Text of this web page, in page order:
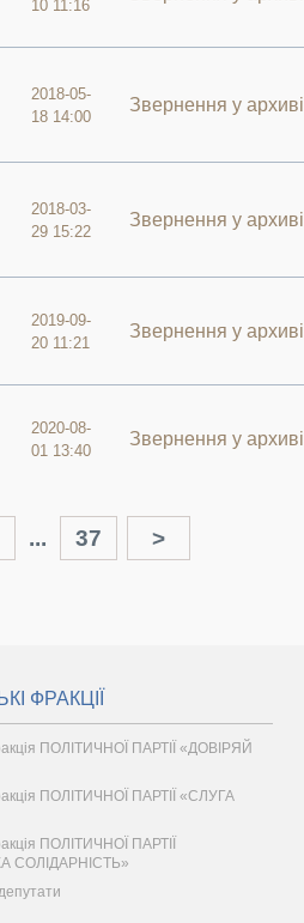
10 11:16
2018-05-
18 14:00
Звернення у архиві
2018-03-
29 15:22
Звернення у архиві
2019-09-
20 11:21
Звернення у архиві
2020-08-
01 13:40
Звернення у архиві
... 37 >
ФРАКЦІЇ
ПОЛІТИЧНОЇ ПАРТІЇ «ДОВІРЯЙ
ПОЛІТИЧНОЇ ПАРТІЇ «СЛУГА
ПОЛІТИЧНОЇ ПАРТІЇ
СОЛІДАРНІСТЬ»